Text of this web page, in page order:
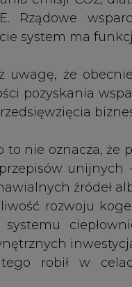
robił w
współpraca z
wysoka i można
"Program
pomaga